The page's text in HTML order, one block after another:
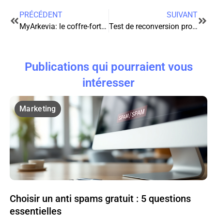
PRÉCÉDENT
MyArkevia: le coffre-fort numérique qui révolutionne le quotidien des professionnels
SUIVANT
Test de reconversion professionnelle : votre guide vers une nouvelle carrière
Publications qui pourraient vous
intéresser
Marketing
Choisir un anti spams gratuit : 5 questions
essentielles